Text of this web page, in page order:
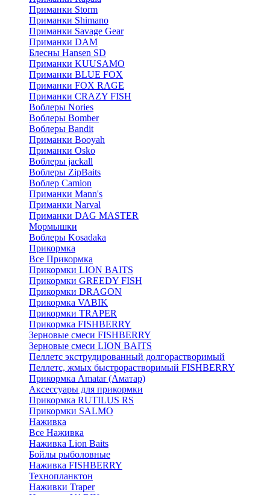
Приманки Storm
Приманки Shimano
Приманки Savage Gear
Приманки DAM
Блесны Hansen SD
Приманки KUUSAMO
Приманки BLUE FOX
Приманки FOX RAGE
Приманки CRAZY FISH
Воблеры Nories
Воблеры Bomber
Воблеры Bandit
Приманки Booyah
Приманки Osko
Воблеры jackall
Воблеры ZipBaits
Воблер Camion
Приманки Mann's
Приманки Narval
Приманки DAG MASTER
Мормышки
Воблеры Kosadaka
Прикормка
Все Прикормка
Прикормки LION BAITS
Прикормки GREEDY FISH
Прикормки DRAGON
Прикормка VABIK
Прикормки TRAPER
Прикормка FISHBERRY
Зерновые смеси FISHBERRY
Зерновые смеси LION BAITS
Пеллетс экструдированный долгорастворимый
Пеллетс, жмых быстрорастворимый FISHBERRY
Прикормка Amatar (Аматар)
Аксессуары для прикормки
Прикормка RUTILUS RS
Прикормки SALMO
Наживка
Все Наживка
Наживка Lion Baits
Бойлы рыболовные
Наживка FISHBERRY
Технопланктон
Наживки Traper